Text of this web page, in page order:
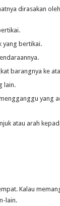
dirasakan
yang bertikai.
barangnya ke
lain.
yang
atau arah
Kalau
lain.